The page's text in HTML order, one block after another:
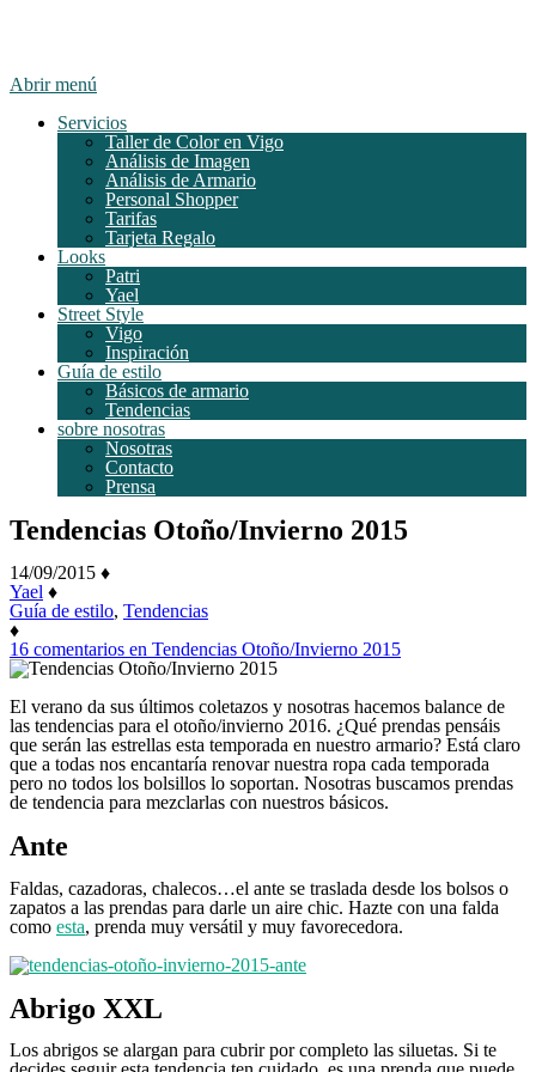
Abrir menú
Servicios
Taller de Color en Vigo
Análisis de Imagen
Análisis de Armario
Personal Shopper
Tarifas
Tarjeta Regalo
Looks
Patri
Yael
Street Style
Vigo
Inspiración
Guía de estilo
Básicos de armario
Tendencias
sobre nosotras
Nosotras
Contacto
Prensa
Tendencias Otoño/Invierno 2015
14/09/2015 ♦
Yael ♦
Guía de estilo, Tendencias
♦
16 comentarios en Tendencias Otoño/Invierno 2015
El verano da sus últimos coletazos y nosotras hacemos balance de
las tendencias para el otoño/invierno 2016. ¿Qué prendas pensáis
que serán las estrellas esta temporada en nuestro armario? Está claro
que a todas nos encantaría renovar nuestra ropa cada temporada
pero no todos los bolsillos lo soportan. Nosotras buscamos prendas
de tendencia para mezclarlas con nuestros básicos.
Ante
Faldas, cazadoras, chalecos…el ante se traslada desde los bolsos o
zapatos a las prendas para darle un aire chic. Hazte con una falda
como esta, prenda muy versátil y muy favorecedora.
Abrigo XXL
Los abrigos se alargan para cubrir por completo las siluetas. Si te